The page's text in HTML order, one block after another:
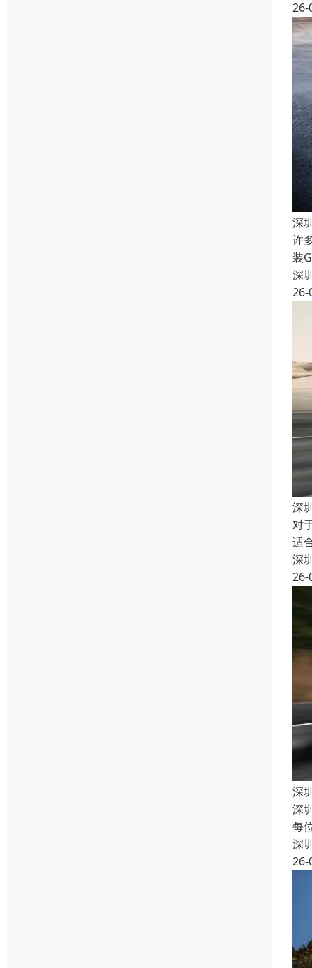
26-
深
许
装
深
26-
深
对
适
深
26-
深
深
每
深
26-